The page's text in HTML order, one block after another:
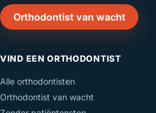
Orthodontist van wacht
VIND EEN ORTHODONTIST
Alle orthodontisten
Orthodontist van wacht